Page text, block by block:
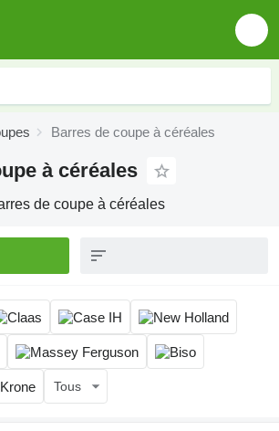
Barres de coupe à céréales
à céréales
de coupe à céréales
Tous